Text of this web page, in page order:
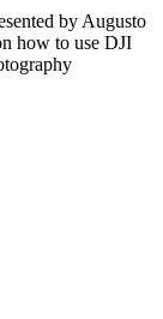
by Augusto
how to use DJI